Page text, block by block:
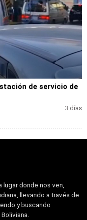
de servicio de
3 días
lugar donde nos ven,
llevando a través de
y buscando